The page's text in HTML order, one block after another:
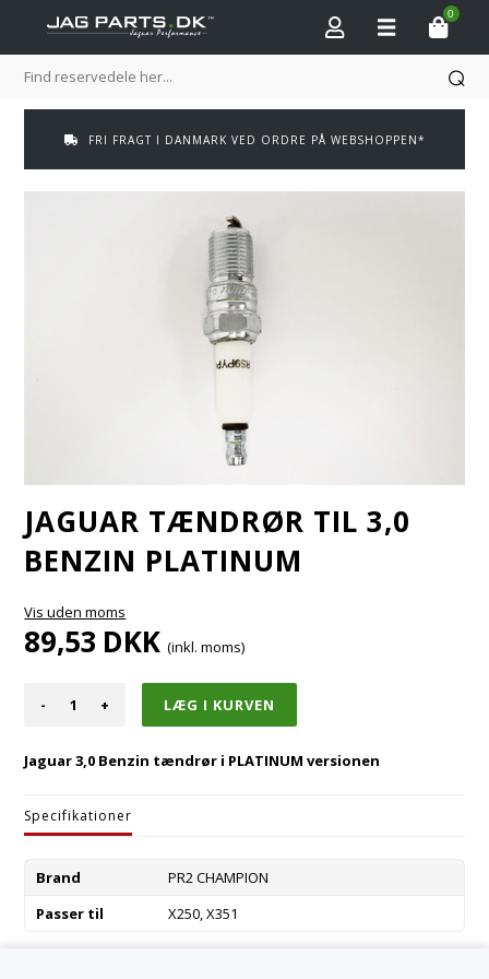
0
FRI FRAGT I DANMARK VED ORDRE PÅ WEBSHOPPEN*
JAGUAR TÆNDRØR TIL 3,0
BENZIN PLATINUM
Vis uden moms
89,53 DKK (inkl. moms)
- +
Jaguar 3,0 Benzin tændrør i PLATINUM versionen
Specifikationer
Brand
PR2 CHAMPION
Passer til
X250, X351